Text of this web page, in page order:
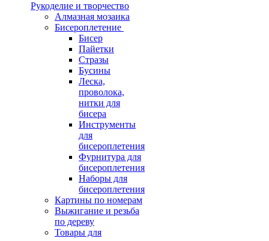
Рукоделие и творчество
Алмазная мозаика
Бисероплетение
Бисер
Пайетки
Стразы
Бусины
Леска,
проволока,
нитки для
бисера
Инструменты
для
бисероплетения
Фурнитура для
бисероплетения
Наборы для
бисероплетения
Картины по номерам
Выжигание и резьба
по дереву
Товары для